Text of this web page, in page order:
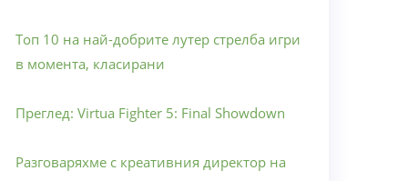
Топ 10 на най-добрите лутер стрелба игри
в момента, класирани
Преглед: Virtua Fighter 5: Final Showdown
Разговаряхме с креативния директор на